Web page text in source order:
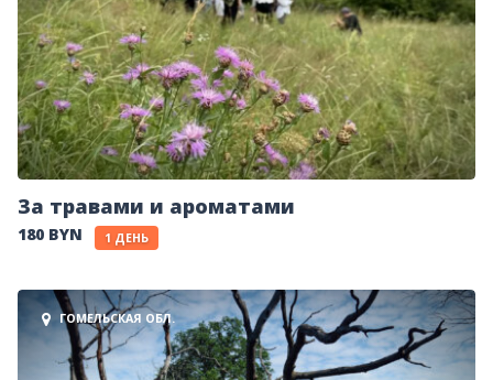
За травами и ароматами
180 BYN 1 ДЕНЬ
ГОМЕЛЬСКАЯ ОБЛ.